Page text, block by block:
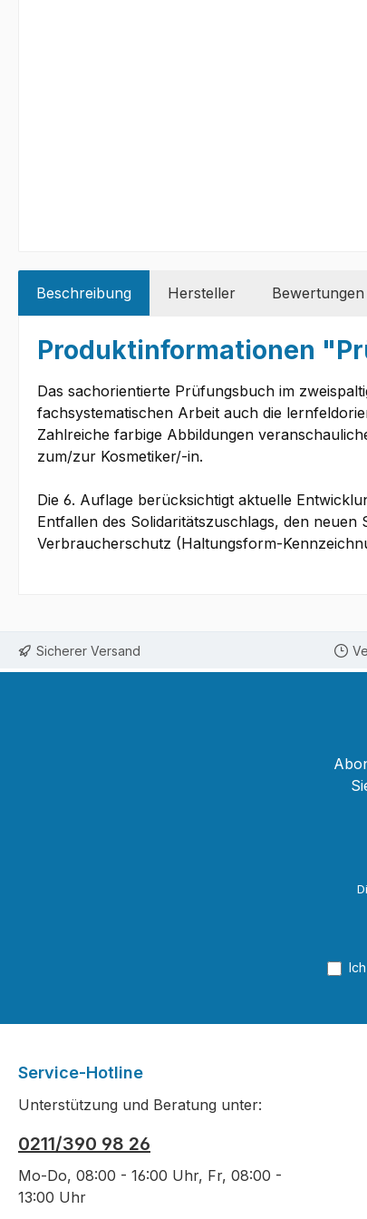
Beschreibung Hersteller Bewertungen
Produktinformationen
Das sachorientierte Prüfungsbuch im
fachsystematischen Arbeit auch die
Zahlreiche farbige Abbildungen
zum/zur Kosmetiker/-in.
Die 6. Auflage berücksichtigt aktuelle
Entfallen des Solidaritätszuschlags, den
Verbraucherschutz (Haltungsform-
Sicherer Versand
Service-Hotline
Unterstützung und Beratung unter:
0211/390 98 26
Mo-Do, 08:00 - 16:00 Uhr, Fr, 08:00 -
13:00 Uhr